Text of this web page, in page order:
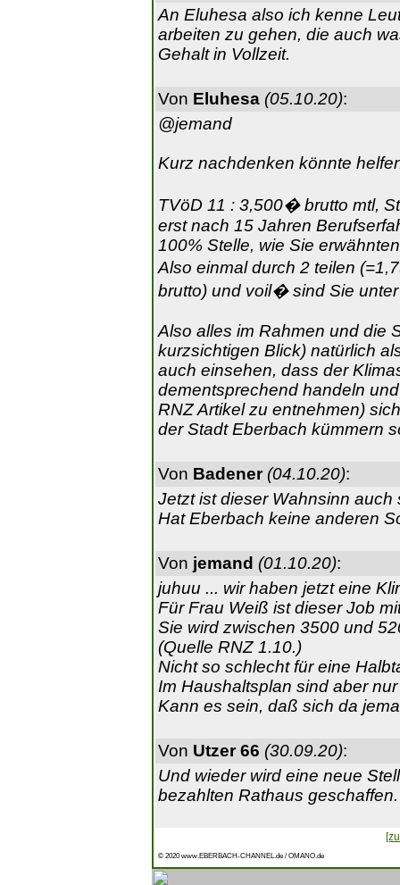
An Eluhesa also ich kenne
arbeiten zu gehen, die auch
Gehalt in Vollzeit.
Von Eluhesa (05.10.20):
@jemand
Kurz nachdenken könnte
TVöD 11 : 3,500� brutto mtl,
erst nach 15 Jahren
100% Stelle, wie Sie
Also einmal durch 2 teilen
brutto) und voil� sind Sie
Also alles im Rahmen und die
kurzsichtigen Blick) natürlich
auch einsehen, dass der
dementsprechend handeln
RNZ Artikel zu entnehmen)
der Stadt Eberbach kümmern
Von Badener (04.10.20):
Jetzt ist dieser Wahnsinn
Hat Eberbach keine anderen
Von jemand (01.10.20):
juhuu ... wir haben jetzt eine
Für Frau Weiß ist dieser Job
Sie wird zwischen 3500 und
(Quelle RNZ 1.10.)
Nicht so schlecht für eine
Im Haushaltsplan sind aber
Kann es sein, daß sich da
Von Utzer 66 (30.09.20):
Und wieder wird eine neue
bezahlten Rathaus
© 2020 www.EBERBACH-CHANNEL.de / OMANO.de